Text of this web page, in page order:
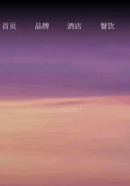
首页 品牌 酒店 餐饮